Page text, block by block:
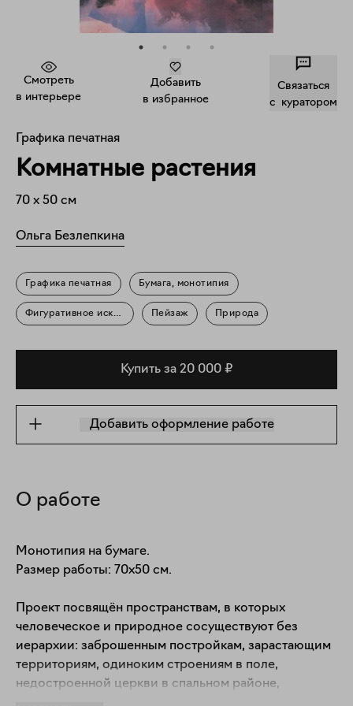
Смотреть
в интерьере
Добавить
в избранное
Связаться
c куратором
Графика печатная
Комнатные растения
70 x 50 см
Ольга Безлепкина
Графика печатная Бумага, монотипия
Фигуративное искусство Пейзаж Природа
Купить за 20 000 ₽
Добавить оформление работе
О работе
Монотипия на бумаге.
Размер работы: 70х50 см.
Проект посвящён пространствам, в которых
человеческое и природное сосуществуют без
иерархии: заброшенным постройкам, зарастающим
территориям, одиноким строениям в поле,
недостроенной церкви в спальном районе,